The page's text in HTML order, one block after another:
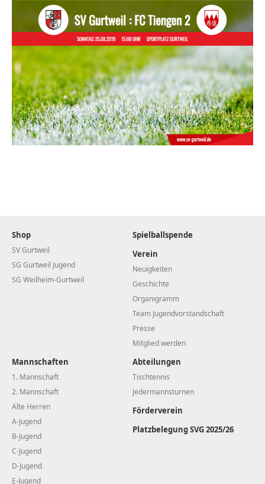
Shop
SV Gurtweil
SG Gurtweil Jugend
SG Weilheim-Gurtweil
Spielballspende
Verein
Neuigkeiten
Geschichte
Organigramm
Team Jugendvorstandschaft
Presse
Mitglied werden
Mannschaften
1. Mannschaft
2. Mannschaft
Alte Herren
A-Jugend
B-Jugend
C-Jugend
D-Jugend
E-Jugend
Abteilungen
Tischtennis
Jedermannsturnen
Förderverein
Platzbelegung SVG 2025/26